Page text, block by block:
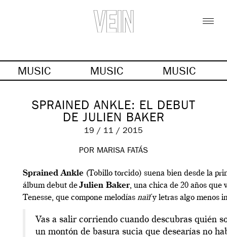
MUSIC MUSIC MUSIC
SPRAINED ANKLE: EL DEBUT
DE JULIEN BAKER
19 / 11 / 2015
POR MARISA FATÁS
Sprained Ankle (Tobillo torcido) suena bien desde la
álbum debut deJulien Baker, una chica de 20 años que
Tenesse, que compone melodías naïfy letras algo menos
Vas a salir corriendo cuando descubras quién
un montón de basura sucia que desearías no